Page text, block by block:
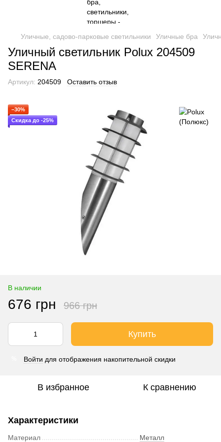
Уличные, садово-парковые светильники Уличные бра
Уличный светильник Polux 204509
SERENA
Артикул: 204509 Оставить отзыв
−30%
Скидка до -25%
В наличии
676 грн 966 грн
Купить
Войти для отображения накопительной скидки
В избранное К сравнению
Характеристики
Материал Металл